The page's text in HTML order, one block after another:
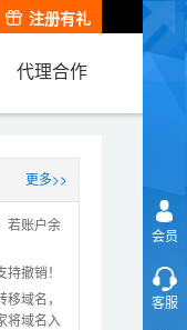
注册有礼
代理合作
更多>>
若账户余
撤销！
域名，
将域名入
会员
客服